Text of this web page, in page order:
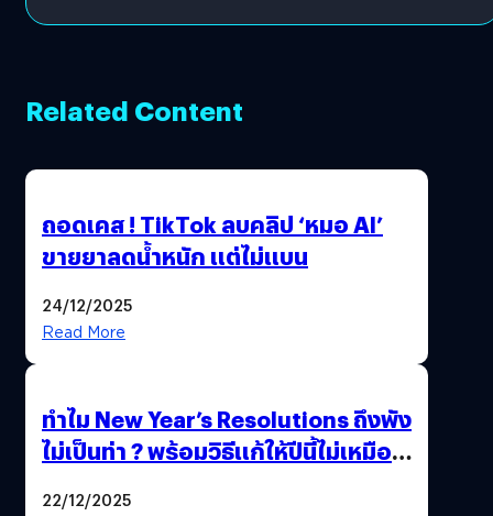
Related Content
ถอดเคส ! TikTok ลบคลิป ‘หมอ AI’
ขายยาลดน้ำหนัก แต่ไม่แบน
24/12/2025
Read More
ทำไม New Year’s Resolutions ถึงพัง
ไม่เป็นท่า ? พร้อมวิธีแก้ให้ปีนี้ไม่เหมือน
22/12/2025